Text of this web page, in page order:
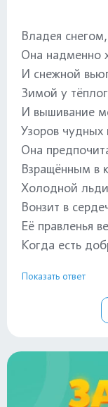
Владея
Она надменно
И снежной
Зимой у
И вышивание
Узоров чудных
Она
Взращённым в
Холодной
Вонзит в
Её правленья
Когда есть
Показать ответ